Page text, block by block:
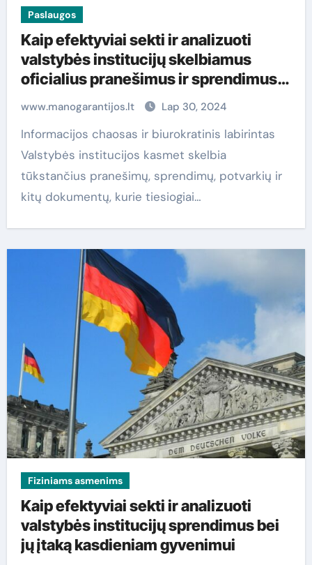
Paslaugos
Kaip efektyviai sekti ir analizuoti
valstybės institucijų skelbiamus
oficialius pranešimus ir sprendimus
2026 metais
www.manogarantijos.lt Lap 30, 2024
Informacijos chaosas ir biurokratinis labirintas
Valstybės institucijos kasmet skelbia
tūkstančius pranešimų, sprendimų, potvarkių ir
kitų dokumentų, kurie tiesiogiai…
Fiziniams asmenims
Kaip efektyviai sekti ir analizuoti
valstybės institucijų sprendimus bei
jų įtaką kasdieniam gyvenimui